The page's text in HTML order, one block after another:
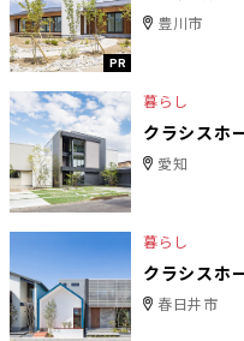
PR
豊川市
暮らし
クラシスホ
愛知
暮らし
クラシスホ
春日井市